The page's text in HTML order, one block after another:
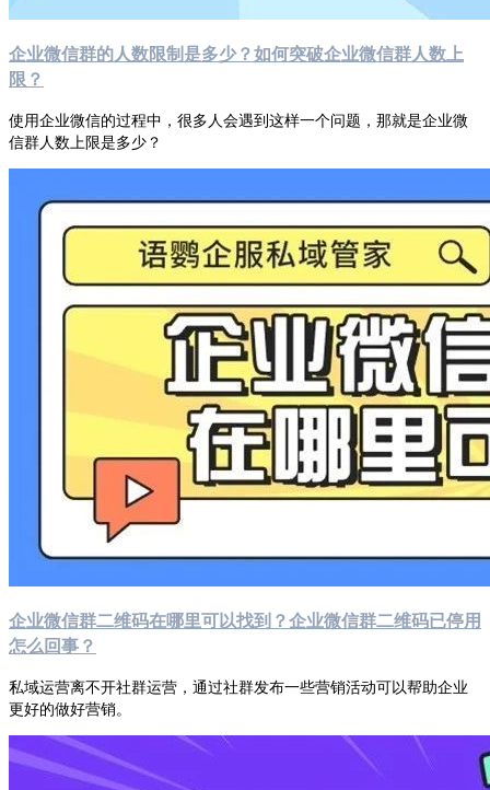
企业微信群的人数限制是多少？如何突破企业微信群人数上
限？
使用企业微信的过程中，很多人会遇到这样一个问题，那就是企业微
信群人数上限是多少？
企业微信群二维码在哪里可以找到？企业微信群二维码已停用
怎么回事？
私域运营离不开社群运营，通过社群发布一些营销活动可以帮助企业
更好的做好营销。